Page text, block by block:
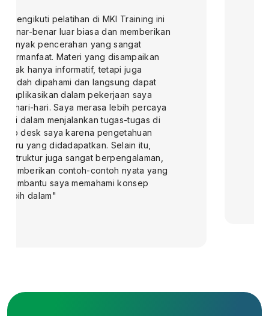
"Saya mengikuti training 2 hari tentang
accounting & finance, dan saya sangat
puas. Materinya sangat bagus dan
memberikan refreshment penting
tentang akuntansi dan keuangan.
Pematerinya juga seru & interaktif,
sehingga suasana menjadi
menyenangkan dan tidak
membosankan. Saya merasa lebih siap
untuk menerapkan pengetahuan ini
dalam pekerjaan sehari-hari. Sangat
direkomendasikan"